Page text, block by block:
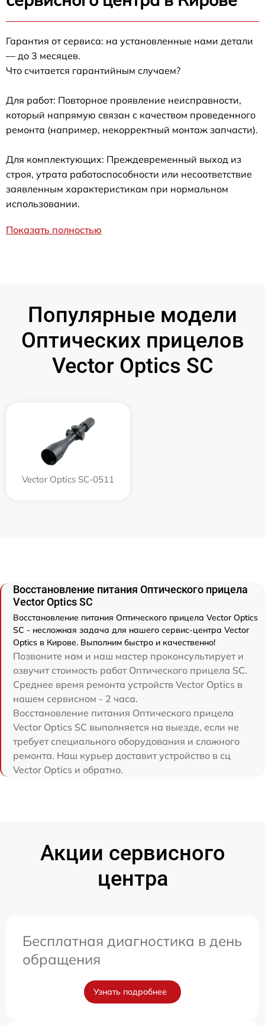
Гарантия от сервиса: на установленные нами детали
— до 3 месяцев.
Что считается гарантийным случаем?
Для работ: Повторное проявление неисправности,
который напрямую связан с качеством проведенного
ремонта (например, некорректный монтаж запчасти).
Для комплектующих: Преждевременный выход из
строя, утрата работоспособности или несоответствие
заявленным характеристикам при нормальном
использовании.
Показать полностью
Популярные модели
Оптических прицелов
Vector Optics SC
Vector Optics SC-0511
Восстановление питания Оптического прицела
Vector Optics SC
Восстановление питания Оптического прицела Vector Optics
SC - несложная задача для нашего сервис-центра Vector
Optics в Кирове. Выполним быстро и качественно!
Позвоните нам и наш мастер проконсультирует и
озвучит стоимость работ Оптического прицела SC.
Среднее время ремонта устройств Vector Optics в
нашем сервисном - 2 часа.
Восстановление питания Оптического прицела
Vector Optics SC выполняется на выезде, если не
требует специального оборудования и сложного
ремонта. Наш курьер доставит устройство в сц
Vector Optics и обратно.
Акции сервисного
центра
Бесплатная диагностика в день
обращения
Узнать подробнее